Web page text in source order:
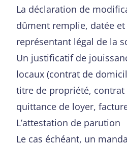
La déclaration de
dûment remplie, datée
représentant légal de la
Un justificatif de
locaux (contrat de
titre de propriété,
quittance de loyer,
L’attestation de parution
Le cas échéant, un